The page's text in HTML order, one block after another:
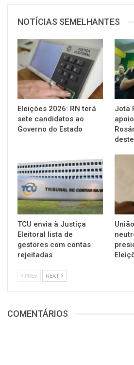
NOTÍCIAS SEMELHANTES
Eleições 2026: RN terá
sete candidatos ao
Governo do Estado
Jota
TCU envia à Justiça
Eleitoral lista de
gestores com contas
rejeitadas
PREV NEXT
COMENTÁRIOS